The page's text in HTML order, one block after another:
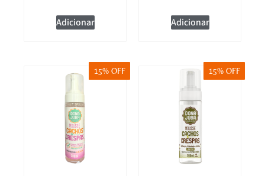
Adicionar Adicionar
15% OFF 15% OFF